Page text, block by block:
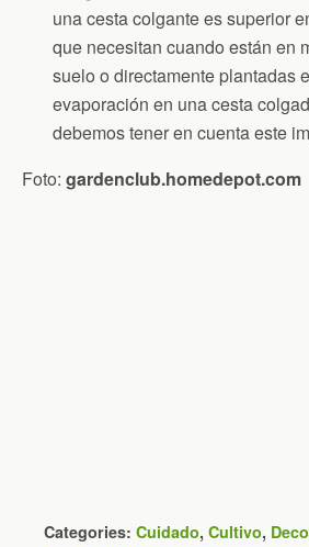
una cesta colgante es superior
que necesitan cuando están en
suelo o directamente plantadas
evaporación en una cesta
debemos tener en cuenta este
Foto: gardenclub.homedepot.com
Categories: Cuidado, Cultivo,